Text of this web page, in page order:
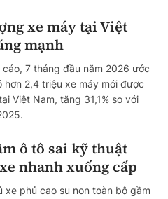
xe máy tại Việt
mạnh
cáo, 7 tháng đầu năm 2026 ước
hơn 2,4 triệu xe máy mới được
Việt Nam, tăng 31,1% so với
ô tô sai kỹ thuật
nhanh xuống cấp
xe phủ cao su non toàn bộ gầm